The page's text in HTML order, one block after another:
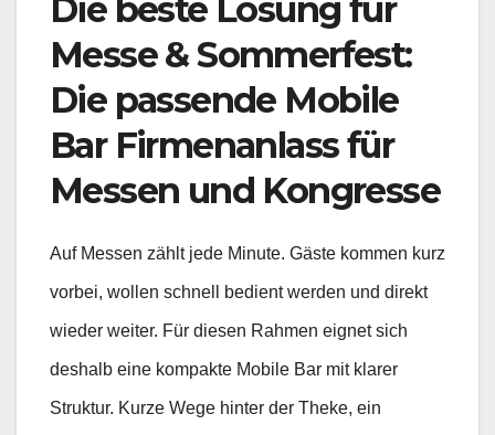
Die beste Lösung für
Messe & Sommerfest:
Die passende Mobile
Bar Firmenanlass für
Messen und Kongresse
Auf Messen zählt jede Minute. Gäste kommen kurz
vorbei, wollen schnell bedient werden und direkt
wieder weiter. Für diesen Rahmen eignet sich
deshalb eine kompakte Mobile Bar mit klarer
Struktur. Kurze Wege hinter der Theke, ein